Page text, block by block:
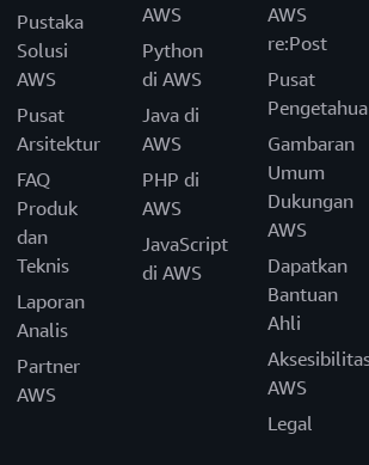
Pustaka
Solusi
AWS
Pusat
Arsitektur
FAQ
Produk
dan
Teknis
Laporan
Analis
Partner
AWS
AWS
Python
di AWS
Java di
AWS
PHP di
AWS
JavaScript
di AWS
AWS
re:Post
Pusat
Gambaran
Umum
Dukungan
AWS
Dapatkan
Bantuan
Ahli
AWS
Legal